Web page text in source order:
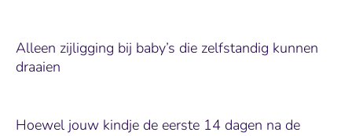
Alleen zijligging bij baby’s die zelfstandig kunnen
draaien
Hoewel jouw kindje de eerste 14 dagen na de